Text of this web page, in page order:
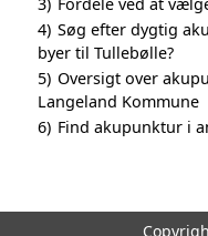
4) Søg efter dygtig
byer til Tullebølle?
5) Oversigt over
Langeland Kommune
6) Find akupunktur i